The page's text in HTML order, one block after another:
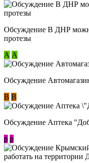
Обсуждение В ДНР
протезы
А А
Обсуждение
В В
Обсуждение Аптека
p p